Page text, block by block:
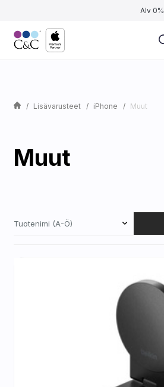
Alv 0%
Lisävarusteet iPhone Muut
Muut
Tuotenimi (A-Ö)